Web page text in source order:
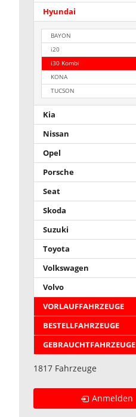
Hyundai
BAYON
i20
i30 Kombi
KONA
TUCSON
Kia
Nissan
Opel
Porsche
Seat
Skoda
Suzuki
Toyota
Volkswagen
Volvo
VORLAUFFAHRZEUGE
BESTELLFAHRZEUGE
GEBRAUCHTFAHRZEUGE
1817 Fahrzeuge
Anmelden